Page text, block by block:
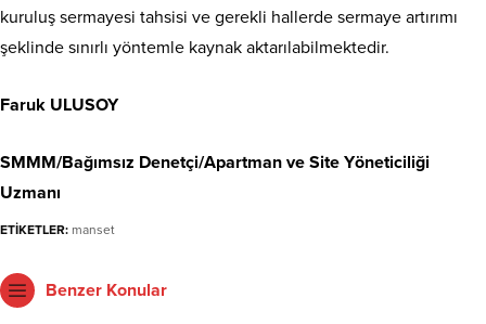
kuruluş sermayesi tahsisi ve gerekli hallerde sermaye artırımı
şeklinde sınırlı yöntemle kaynak aktarılabilmektedir.
Faruk ULUSOY
SMMM/Bağımsız Denetçi/Apartman ve Site Yöneticiliği
Uzmanı
ETİKETLER: manset
Benzer Konular